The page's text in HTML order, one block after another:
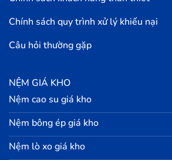
Chính sách quy trình xử lý khiếu nại
Câu hỏi thường gặp
NỆM GIÁ KHO
Nệm cao su giá kho
Nệm bông ép giá kho
Nệm lò xo giá kho